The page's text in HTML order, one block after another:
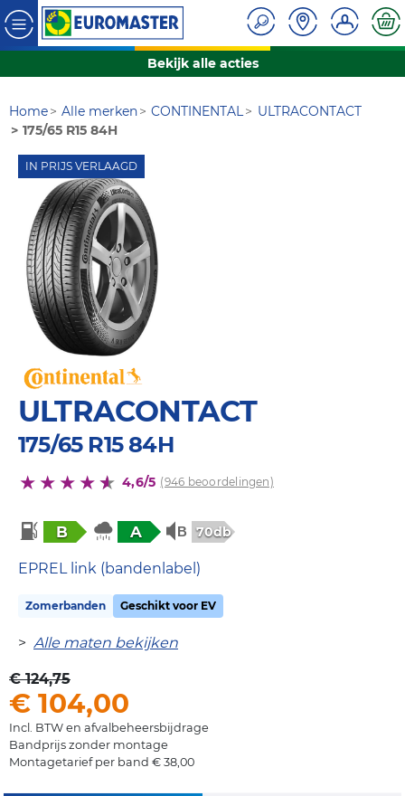
Bekijk alle acties
Home Alle merken CONTINENTAL
ULTRACONTACT
175/65 R15 84H
IN PRIJS VERLAAGD
ULTRACONTACT
175/65 R15 84H
4,6/5 (946 beoordelingen)
B A 70db
EPREL link (bandenlabel)
Zomerbanden Geschikt voor EV
> Alle maten bekijken
€ 124,75
€ 104,00
Incl. BTW en afvalbeheersbijdrage
Bandprijs zonder montage
Montagetarief per band € 38,00